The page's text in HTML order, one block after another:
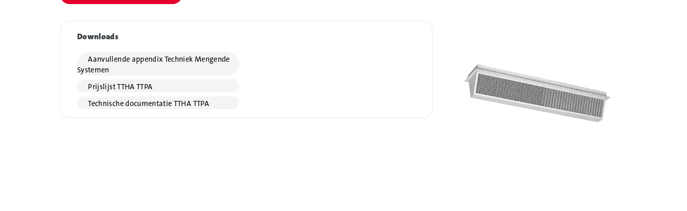
Downloads
Aanvullende appendix Techniek Mengende
Systemen
Prijslijst TTHA TTPA
Technische documentatie TTHA TTPA